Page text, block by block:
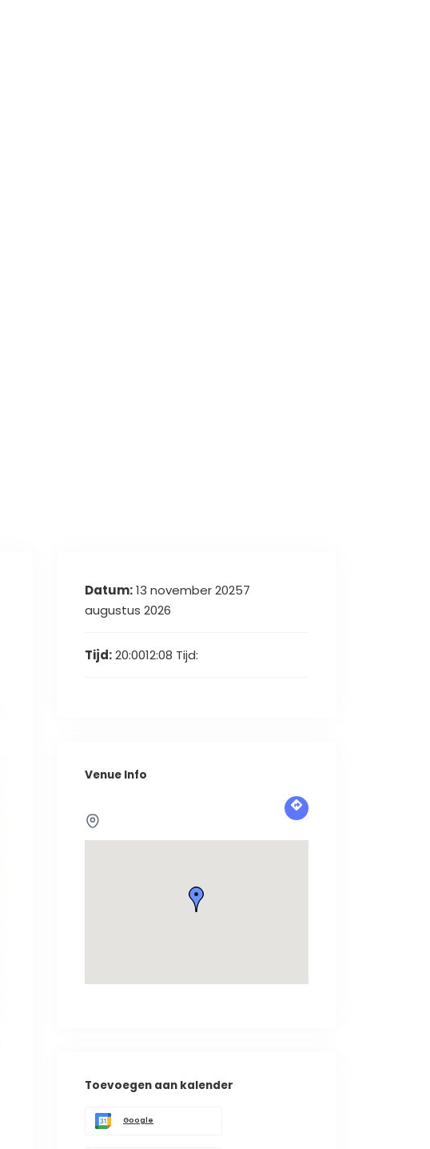
Datum:13 november 20257
augustus 2026
Tijd:20:0012:08 Tijd:
Venue Info
Toevoegen aan kalender
Google